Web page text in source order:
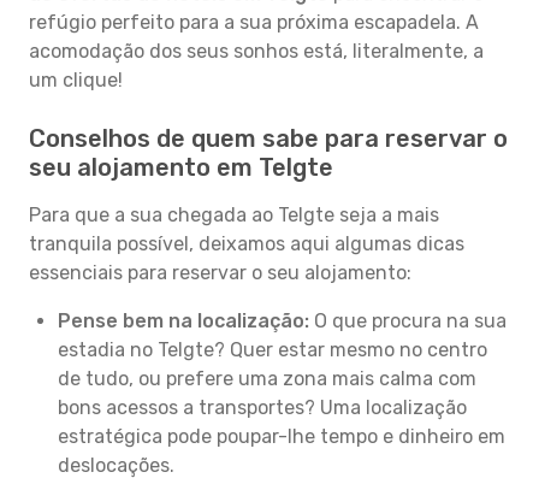
refúgio perfeito para a sua próxima escapadela. A
acomodação dos seus sonhos está, literalmente, a
um clique!
Conselhos de quem sabe para reservar o
seu alojamento em Telgte
Para que a sua chegada ao Telgte seja a mais
tranquila possível, deixamos aqui algumas dicas
essenciais para reservar o seu alojamento:
Pense bem na localização: O que procura na sua
estadia no Telgte? Quer estar mesmo no centro
de tudo, ou prefere uma zona mais calma com
bons acessos a transportes? Uma localização
estratégica pode poupar-lhe tempo e dinheiro em
deslocações.